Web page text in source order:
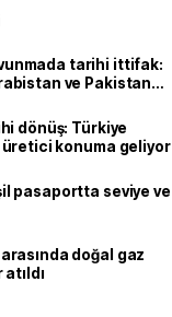
tarihi ittifak:
ve Pakistan
dönüş: Türkiye
üretici konuma geliyor
pasaportta seviye ve
doğal gaz